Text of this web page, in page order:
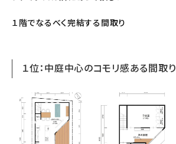
１階でなるべく完結する間取り
１位：中庭中心のコモリ感ある間取り